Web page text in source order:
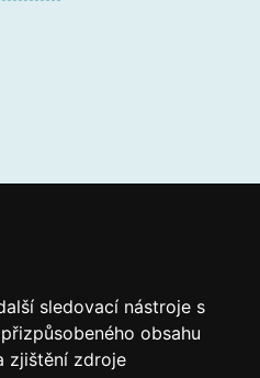
sledovací nástroje s
obsahu
zjištění zdroje